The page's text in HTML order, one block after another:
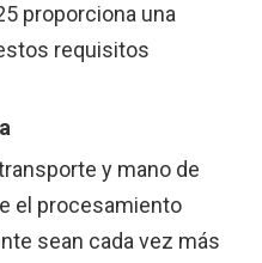
proporciona una
requisitos
y mano de
el procesamiento
sean cada vez más